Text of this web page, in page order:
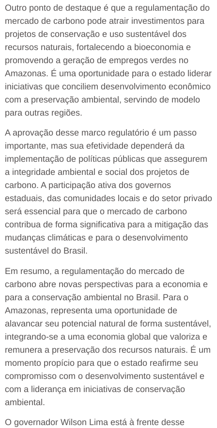
Outro ponto de destaque é que a regulamentação do
mercado de carbono pode atrair investimentos para
projetos de conservação e uso sustentável dos
recursos naturais, fortalecendo a bioeconomia e
promovendo a geração de empregos verdes no
Amazonas. É uma oportunidade para o estado liderar
iniciativas que conciliem desenvolvimento econômico
com a preservação ambiental, servindo de modelo
para outras regiões.
A aprovação desse marco regulatório é um passo
importante, mas sua efetividade dependerá da
implementação de políticas públicas que assegurem
a integridade ambiental e social dos projetos de
carbono. A participação ativa dos governos
estaduais, das comunidades locais e do setor privado
será essencial para que o mercado de carbono
contribua de forma significativa para a mitigação das
mudanças climáticas e para o desenvolvimento
sustentável do Brasil.
Em resumo, a regulamentação do mercado de
carbono abre novas perspectivas para a economia e
para a conservação ambiental no Brasil. Para o
Amazonas, representa uma oportunidade de
alavancar seu potencial natural de forma sustentável,
integrando-se a uma economia global que valoriza e
remunera a preservação dos recursos naturais. É um
momento propício para que o estado reafirme seu
compromisso com o desenvolvimento sustentável e
com a liderança em iniciativas de conservação
ambiental.
O governador Wilson Lima está à frente desse